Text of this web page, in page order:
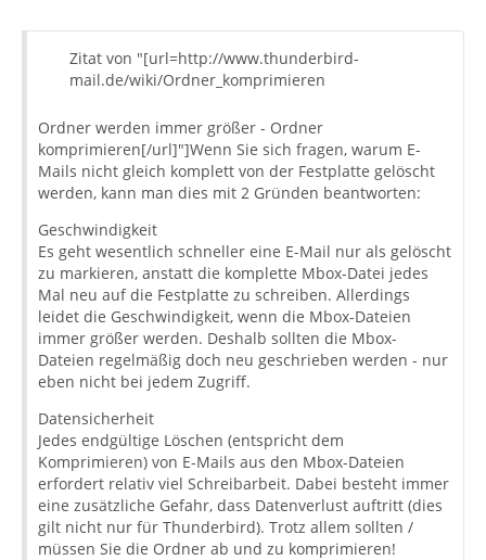
Zitat von "[url=http://www.thunderbird-
mail.de/wiki/Ordner_komprimieren
Ordner werden immer größer - Ordner
komprimieren[/url]"]Wenn Sie sich fragen, warum E-
Mails nicht gleich komplett von der Festplatte gelöscht
werden, kann man dies mit 2 Gründen beantworten:
Geschwindigkeit
Es geht wesentlich schneller eine E-Mail nur als gelöscht
zu markieren, anstatt die komplette Mbox-Datei jedes
Mal neu auf die Festplatte zu schreiben. Allerdings
leidet die Geschwindigkeit, wenn die Mbox-Dateien
immer größer werden. Deshalb sollten die Mbox-
Dateien regelmäßig doch neu geschrieben werden - nur
eben nicht bei jedem Zugriff.
Datensicherheit
Jedes endgültige Löschen (entspricht dem
Komprimieren) von E-Mails aus den Mbox-Dateien
erfordert relativ viel Schreibarbeit. Dabei besteht immer
eine zusätzliche Gefahr, dass Datenverlust auftritt (dies
gilt nicht nur für Thunderbird). Trotz allem sollten /
müssen Sie die Ordner ab und zu komprimieren!